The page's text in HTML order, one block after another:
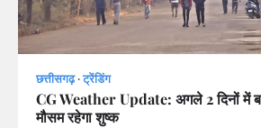
छत्तीसगढ़ ट्रेंडिंग
CG Weather Update: अगले 2 दिनों में
मौसम रहेगा शुष्क